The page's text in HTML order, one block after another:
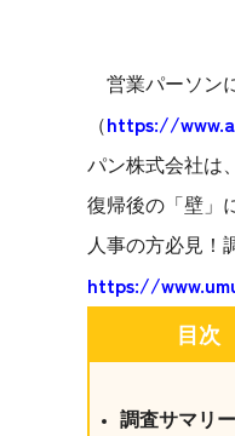
AIでタスクの優先順位を
AI人材育成：プロジェ
AIでステークホルダー分析
戦略を立案。組織を巻き
AI人材育成：HRエン
AIでオペレーション業務か
営業パーソン
（https://
パン株式会社は
復帰後の「壁」
人事の方必見！
https://
目次
調査サマリー